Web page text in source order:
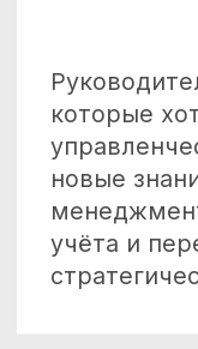
Собственникам,
компанией на
выстроить
разобраться в
модели, понять,
прибыль, и
на основе цифр.
бизнеса